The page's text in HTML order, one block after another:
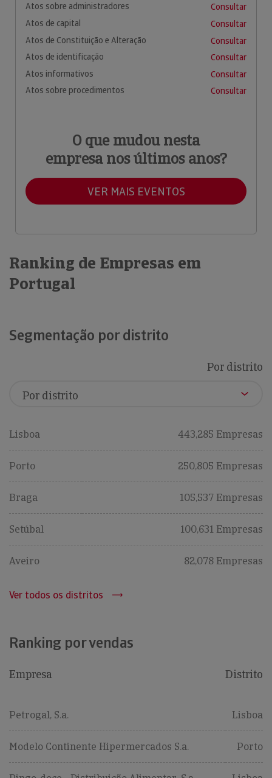
Atos sobre administradores
Consultar
Atos de capital
Consultar
Atos de Constituição e Alteração
Consultar
Atos de identificação
Consultar
Atos informativos
Consultar
Atos sobre procedimentos
Consultar
O que mudou nesta
empresa nos últimos anos?
VER MAIS EVENTOS
Ranking de Empresas em
Portugal
Segmentação por distrito
Por distrito
Lisboa 443,285 Empresas
Porto 250,805 Empresas
Braga 105,537 Empresas
Setúbal 100,631 Empresas
Aveiro 82,078 Empresas
Ver todos os distritos
Ranking por vendas
Empresa Distrito
Petrogal, S.a. Lisboa
Modelo Continente Hipermercados S.a. Porto